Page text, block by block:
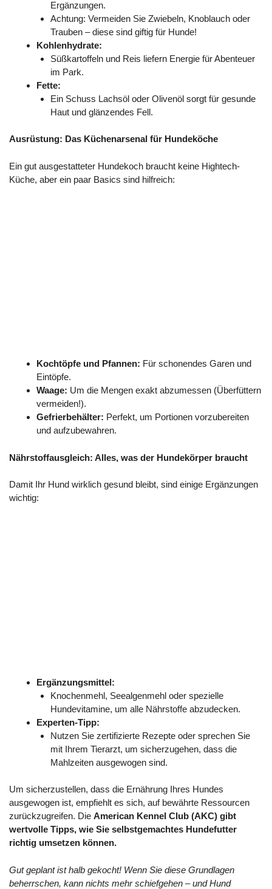
Ergänzungen.
Achtung: Vermeiden Sie Zwiebeln, Knoblauch oder
Trauben – diese sind giftig für Hunde!
Kohlenhydrate:
Süßkartoffeln und Reis liefern Energie für Abenteuer
im Park.
Fette:
Ein Schuss Lachsöl oder Olivenöl sorgt für gesunde
Haut und glänzendes Fell.
Ausrüstung: Das Küchenarsenal für Hundeköche
Ein gut ausgestatteter Hundekoch braucht keine Hightech-
Küche, aber ein paar Basics sind hilfreich:
Kochtöpfe und Pfannen: Für schonendes Garen und
Eintöpfe.
Waage: Um die Mengen exakt abzumessen (Überfüttern
vermeiden!).
Gefrierbehälter: Perfekt, um Portionen vorzubereiten
und aufzubewahren.
Nährstoffausgleich: Alles, was der Hundekörper braucht
Damit Ihr Hund wirklich gesund bleibt, sind einige Ergänzungen
wichtig:
Ergänzungsmittel:
Knochenmehl, Seealgenmehl oder spezielle
Hundevitamine, um alle Nährstoffe abzudecken.
Experten-Tipp:
Nutzen Sie zertifizierte Rezepte oder sprechen Sie
mit Ihrem Tierarzt, um sicherzugehen, dass die
Mahlzeiten ausgewogen sind.
Um sicherzustellen, dass die Ernährung Ihres Hundes
ausgewogen ist, empfiehlt es sich, auf bewährte Ressourcen
zurückzugreifen. Die American Kennel Club (AKC) gibt
wertvolle Tipps, wie Sie selbstgemachtes Hundefutter
richtig umsetzen können.
Gut geplant ist halb gekocht! Wenn Sie diese Grundlagen
beherrschen, kann nichts mehr schiefgehen – und Hund